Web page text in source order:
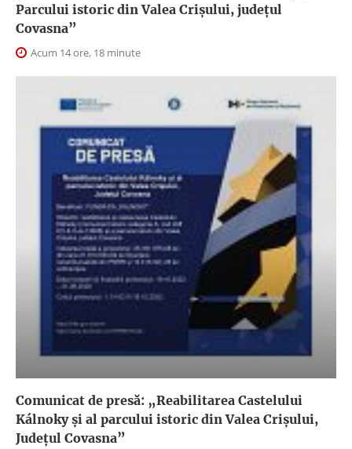
Parcului istoric din Valea Crișului, județul
Covasna”
Acum 14 ore, 18 minute
Comunicat de presă: „Reabilitarea Castelului
Kálnoky și al parcului istoric din Valea Crișului,
Județul Covasna”